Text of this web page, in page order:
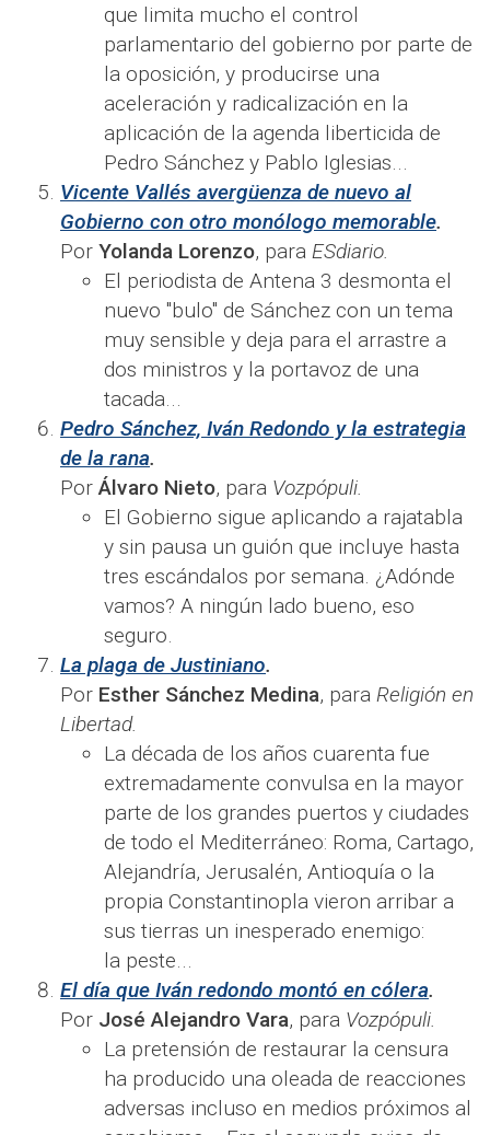
que limita mucho el control
parlamentario del gobierno por parte de
la oposición, y producirse una
aceleración y radicalización en la
aplicación de la agenda liberticida de
Pedro Sánchez y Pablo Iglesias...
Vicente Vallés avergüenza de nuevo al
Gobierno con otro monólogo memorable.
Por Yolanda Lorenzo, para ESdiario.
El periodista de Antena 3 desmonta el
nuevo "bulo" de Sánchez con un tema
muy sensible y deja para el arrastre a
dos ministros y la portavoz de una
tacada...
Pedro Sánchez, Iván Redondo y la estrategia
de la rana.
PorÁlvaro Nieto, para Vozpópuli.
El Gobierno sigue aplicando a rajatabla
y sin pausa un guión que incluye hasta
tres escándalos por semana. ¿Adónde
vamos? A ningún lado bueno, eso
seguro.
La plaga de Justiniano.
Por Esther Sánchez Medina, para Religión en
Libertad.
La década de los años cuarenta fue
extremadamente convulsa en la mayor
parte de los grandes puertos y ciudades
de todo el Mediterráneo: Roma, Cartago,
Alejandría, Jerusalén, Antioquía o la
propia Constantinopla vieron arribar a
sus tierras un inesperado enemigo:
la peste...
El día que Iván redondo montó en cólera.
Por José Alejandro Vara, para Vozpópuli.
La pretensión de restaurar la censura
ha producido una oleada de reacciones
adversas incluso en medios próximos al